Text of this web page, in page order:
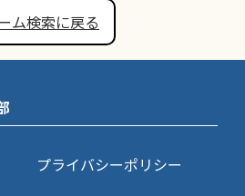
ム検索に戻る
プライバシーポリシー